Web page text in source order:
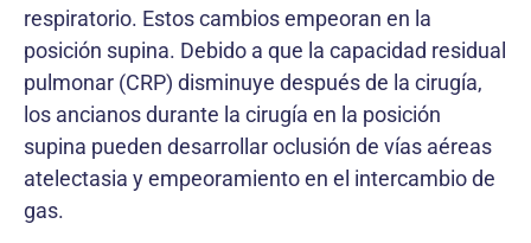
respiratorio. Estos cambios empeoran en la
posición supina. Debido a que la capacidad residual
pulmonar (CRP) disminuye después de la cirugía,
los ancianos durante la cirugía en la posición
supina pueden desarrollar oclusión de vías aéreas
atelectasia y empeoramiento en el intercambio de
gas.